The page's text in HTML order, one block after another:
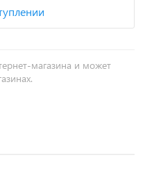
магазина и может